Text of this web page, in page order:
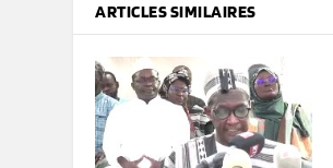
ARTICLES SIMILAIRES